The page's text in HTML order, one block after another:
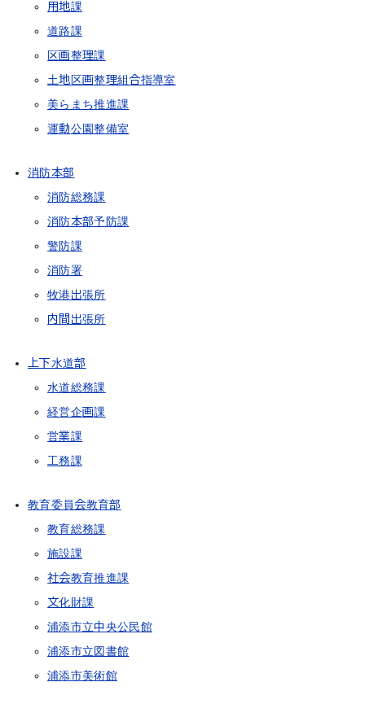
用地課
道路課
区画整理課
土地区画整理組合指導室
美らまち推進課
運動公園整備室
消防本部
消防総務課
消防本部予防課
警防課
消防署
牧港出張所
内間出張所
上下水道部
水道総務課
経営企画課
営業課
工務課
教育委員会教育部
教育総務課
施設課
社会教育推進課
文化財課
浦添市立中央公民館
浦添市立図書館
浦添市美術館